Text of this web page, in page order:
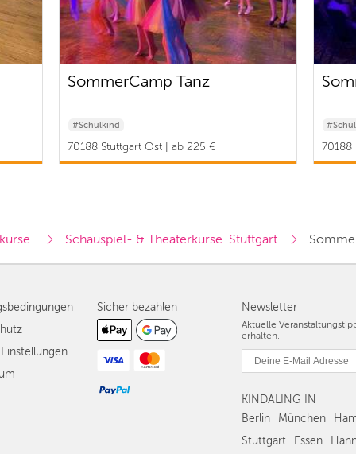
SommerCamp Tanz
#Schulkind
70188 Stuttgart Ost | ab 225 € 70188
Schauspiel- & Theaterkurse  Stuttgart
Newsletter
Aktuelle
erhalten.
KINDALING IN
Berlin
München
Stuttgart
Essen
Sicher bezahlen